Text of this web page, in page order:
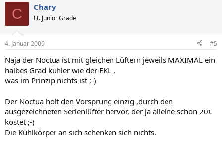
C Chary
Lt. Junior Grade
4. Januar 2009 #5
Naja der Noctua ist mit gleichen Lüftern jeweils MAXIMAL ein
halbes Grad kühler wie der EKL ,
was im Prinzip nichts ist ;-)
Der Noctua holt den Vorsprung einzig ,durch den
ausgezeichneten Serienlüfter hervor, der ja alleine schon 20€
kostet ;-)
Die Kühlkörper an sich schenken sich nichts.